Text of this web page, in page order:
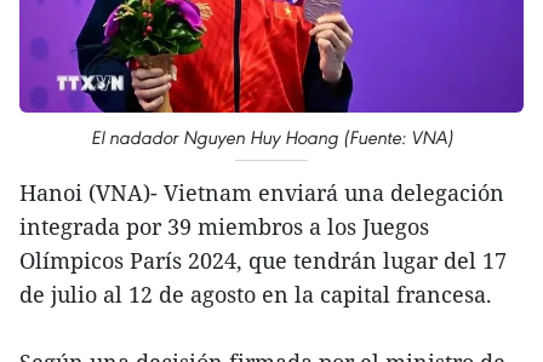
El nadador Nguyen Huy Hoang (Fuente: VNA)
Hanoi (VNA)- Vietnam enviará una delegación
integrada por 39 miembros a los Juegos
Olímpicos París 2024, que tendrán lugar del 17
de julio al 12 de agosto en la capital francesa.